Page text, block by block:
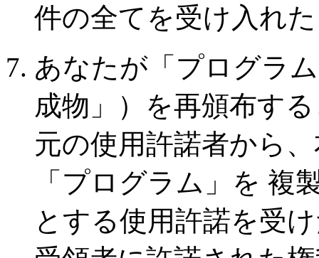
件の全てを受け入れ
あなたが「プログラ
成物」）を再頒布す
元の使用許諾者から
「プログラム」を 複
とする使用許諾を受